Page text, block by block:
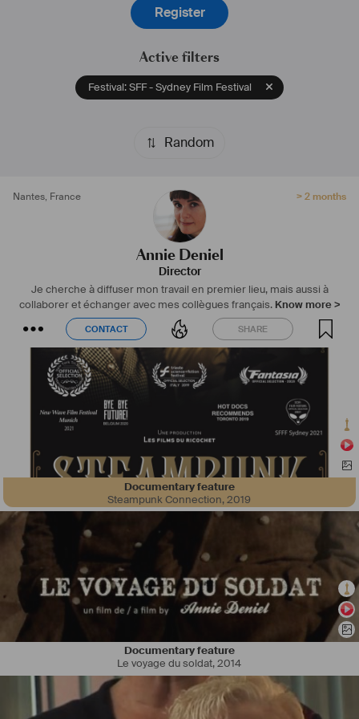
Register
Active filters
Festival: SFF - Sydney Film Festival
Random
Nantes, France > 2 months
Annie Deniel
Director
Je cherche à diffuser mon travail en premier lieu, mais aussi à
collaborer et échanger avec mes collègues français. Know more >
monteuse#film#documentaire
CONTACT SHARE
CONTACT SHARE
Documentary feature
Steampunk Connection,2019
Documentary feature
Le voyage du soldat,2014